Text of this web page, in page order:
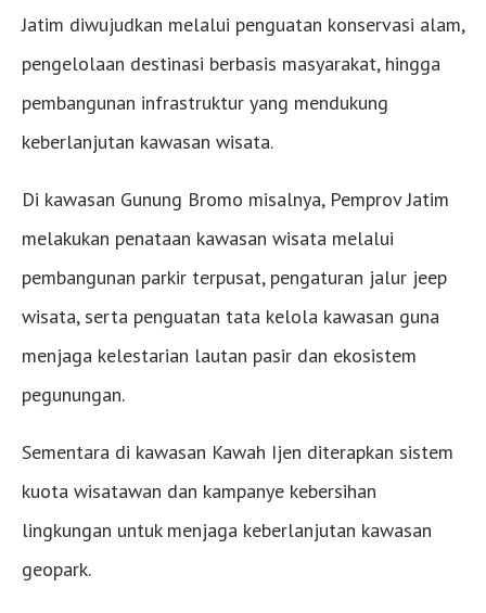
Jatim diwujudkan melalui penguatan konservasi alam,
pengelolaan destinasi berbasis masyarakat, hingga
pembangunan infrastruktur yang mendukung
keberlanjutan kawasan wisata.
Di kawasan Gunung Bromo misalnya, Pemprov Jatim
melakukan penataan kawasan wisata melalui
pembangunan parkir terpusat, pengaturan jalur jeep
wisata, serta penguatan tata kelola kawasan guna
menjaga kelestarian lautan pasir dan ekosistem
pegunungan.
Sementara di kawasan Kawah Ijen diterapkan sistem
kuota wisatawan dan kampanye kebersihan
lingkungan untuk menjaga keberlanjutan kawasan
geopark.